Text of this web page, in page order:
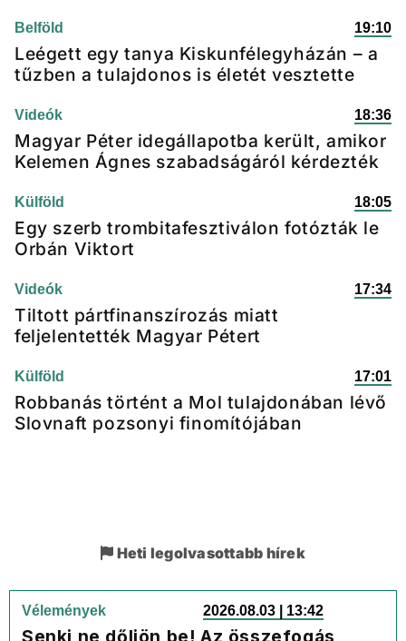
Belföld 19:10
Leégett egy tanya Kiskunfélegyházán – a
tűzben a tulajdonos is életét vesztette
Videók 18:36
Magyar Péter idegállapotba került, amikor
Kelemen Ágnes szabadságáról kérdezték
Külföld 18:05
Egy szerb trombitafesztiválon fotózták le
Orbán Viktort
Videók 17:34
Tiltott pártfinanszírozás miatt
feljelentették Magyar Pétert
Külföld 17:01
Robbanás történt a Mol tulajdonában lévő
Slovnaft pozsonyi finomítójában
Heti legolvasottabb hírek
Vélemények 2026.08.03 | 13:42
Senki ne dőljön be! Az összefogás